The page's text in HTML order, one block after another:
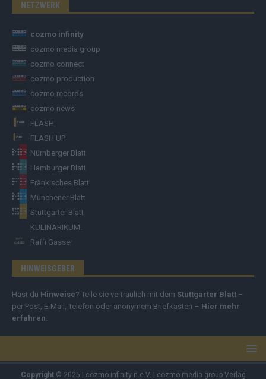
NETZWERK
cozmo infinity
cozmo media group
cozmo connect
cozmo production
cozmo records
cozmo news
FLASH
FLASH UP
Nürnberger Blatt
Hamburger Blatt
Fränkisches Blatt
Münchener Blatt
Stuttgarter Blatt
KULINARIKUM.
Raffi Gasser
HINWEISGEBER
Hast du Hinweise? Teile sie vertraulich mit dem Stuttgarter Blatt –
per Post, E-Mail, Telefon oder anonymem Briefkasten – Hier mehr
erfahren.
Copyright© 2025 | cozmo infinity n.e.V. | cozmo media group Verlag